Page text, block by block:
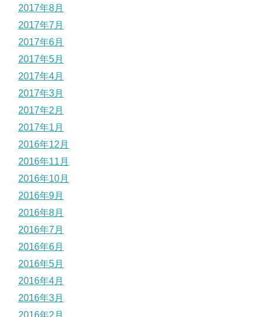
2017年8月
2017年7月
2017年6月
2017年5月
2017年4月
2017年3月
2017年2月
2017年1月
2016年12月
2016年11月
2016年10月
2016年9月
2016年8月
2016年7月
2016年6月
2016年5月
2016年4月
2016年3月
2016年2月